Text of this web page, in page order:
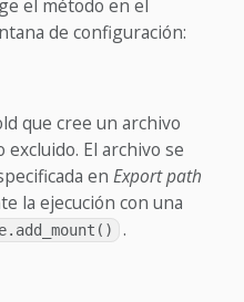
el método en el
de configuración:
que cree un archivo
El archivo se
enExport path
la ejecución con una
.